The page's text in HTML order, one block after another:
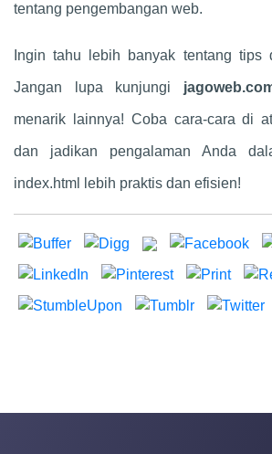
tentang pengembangan web.
Ingin tahu lebih banyak tentang tips
Jangan lupa kunjungi
menarik lainnya! Coba cara-cara di
dan jadikan pengalaman Anda
index.html lebih praktis dan efisien!